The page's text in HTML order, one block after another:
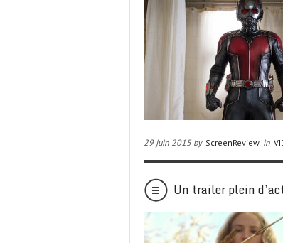
29 juin 2015 by ScreenReview in
Un trailer plein